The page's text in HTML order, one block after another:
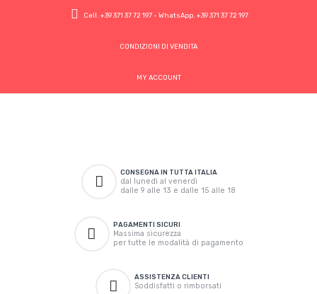
Cell. +39 371 37 72 197- WhatsApp. +39 371 37 72 197
CONDIZIONI DI VENDITA
MY ACCOUNT
CONSEGNA IN TUTTA ITALIA
dal lunedì al venerdì
dalle 9 alle 13 e dalle 15 alle 18
PAGAMENTI SICURI
Massima sicurezza
per tutte le modalità di pagamento
ASSISTENZA CLIENTI
Soddisfatti o rimborsati